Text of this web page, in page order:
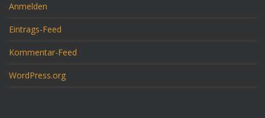
Anmelden
Eintrags-Feed
Kommentar-Feed
WordPress.org